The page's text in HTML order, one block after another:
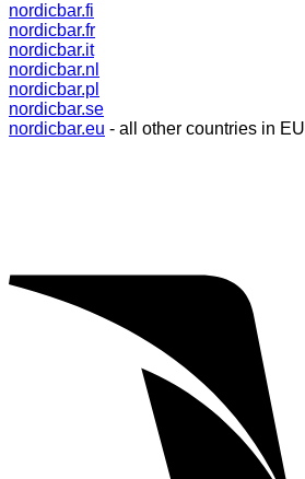
nordicbar.fi
nordicbar.fr
nordicbar.it
nordicbar.nl
nordicbar.pl
nordicbar.se
nordicbar.eu - all other countries in EU